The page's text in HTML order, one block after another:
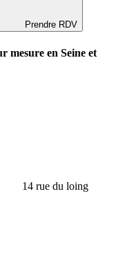
Prendre RDV
mesure en Seine et
14 rue du loing